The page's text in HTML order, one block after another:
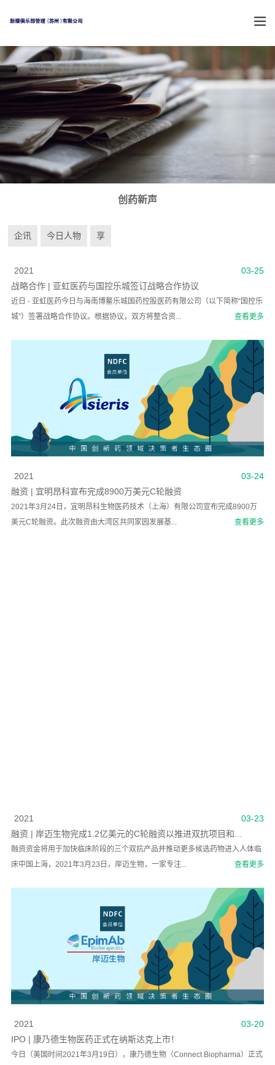
创药新声
企讯 今日人物 享
03-25
2021
战略合作 | 亚虹医药与国控乐城签订战略合作协议
近日 - 亚虹医药今日与海南博鳌乐城国药控股医药有限公司（以下简称“国控乐
城”）签署战略合作协议。根据协议，双方将整合资...
查看更多
03-24
2021
融资 | 宜明昂科宣布完成8900万美元C轮融资
2021年3月24日，宜明昂科生物医药技术（上海）有限公司宣布完成8900万
美元C轮融资。此次融资由大湾区共同家园发展基...
查看更多
03-23
2021
融资 | 岸迈生物完成1.2亿美元的C轮融资以推进双抗项目和...
融资资金将用于加快临床阶段的三个双抗产品并推动更多候选药物进入人体临
床中国上海，2021年3月23日，岸迈生物，一家专注...
查看更多
03-20
2021
IPO | 康乃德生物医药正式在纳斯达克上市！
今日（美国时间2021年3月19日），康乃德生物（Connect Biopharma）正式